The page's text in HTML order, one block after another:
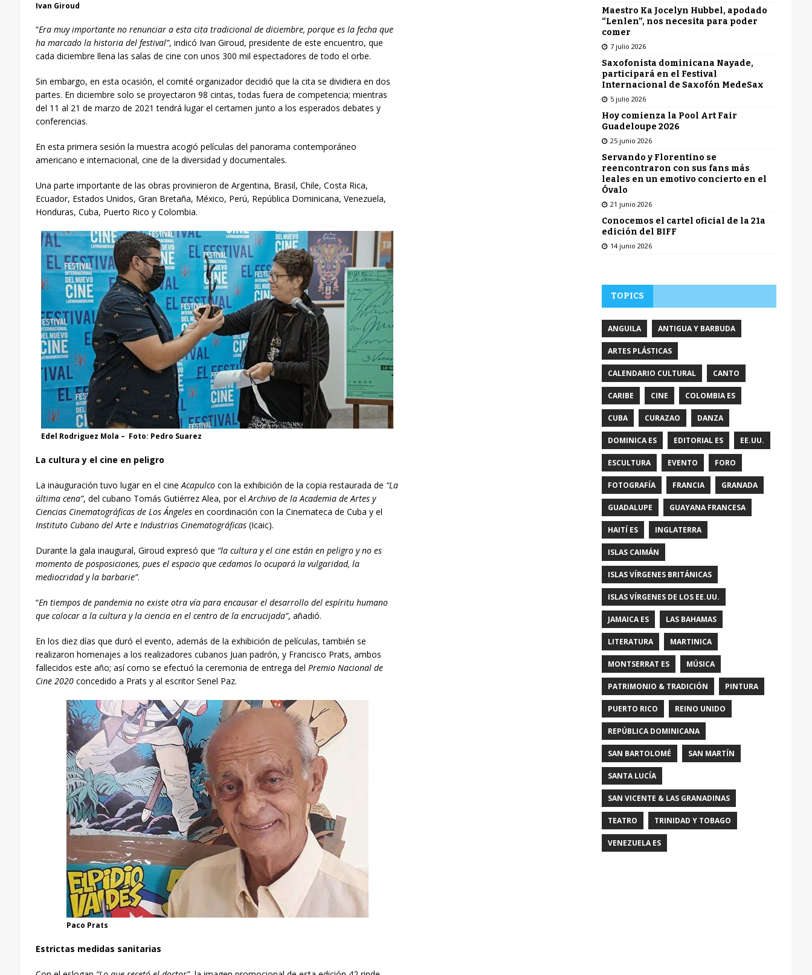
Ivan Giroud
“Era muy importante no renunciar a esta cita tradicional de diciembre, porque es la fecha que
ha marcado la historia del festival”, indicó Ivan Giroud, presidente de este encuentro, que
cada diciembre llena las salas de cine con unos 300 mil espectadores de todo el orbe.
Sin embargo, en esta ocasión, el comité organizador decidió que la cita se dividiera en dos
partes. En diciembre solo se proyectaron 98 cintas, todas fuera de competencia; mientras
del 11 al 21 de marzo de 2021 tendrá lugar el certamen junto a los esperados debates y
conferencias.
En esta primera sesión la muestra acogió películas del panorama contemporáneo
americano e internacional, cine de la diversidad y documentales.
Una parte importante de las obras provinieron de Argentina, Brasil, Chile, Costa Rica,
Ecuador, Estados Unidos, Gran Bretaña, México, Perú, República Dominicana, Venezuela,
Honduras, Cuba, Puerto Rico y Colombia.
Edel Rodriguez Mola – Foto: Pedro Suarez
La cultura y el cine en peligro
La inauguración tuvo lugar en el cineAcapulcocon la exhibición de la copia restaurada de “La
última cena”, del cubano Tomás Gutiérrez Alea, por elArchivo de la Academia de Artes y
Ciencias Cinematográficas de Los Ángelesen coordinación con la Cinemateca de Cuba y el
Instituto Cubano del Arte e Industrias Cinematográficas(Icaic).
Durante la gala inaugural, Giroud expresó que “la cultura y el cine están en peligro y no es
momento de posposiciones, pues el espacio que cedamos lo ocupará la vulgaridad, la
mediocridad y la barbarie”.
“En tiempos de pandemia no existe otra vía para encausar el desarrollo del espíritu humano
que colocar a la cultura y la ciencia en el centro de la encrucijada”, añadió.
En los diez días que duró el evento, además de la exhibición de películas, también se
realizaron homenajes a los realizadores cubanos Juan padrón, y Francisco Prats, ambos
fallecidos este año; así como se efectuó la ceremonia de entrega del Premio Nacional de
Cine 2020concedido a Prats y al escritor Senel Paz.
Paco Prats
Estrictas medidas sanitarias
Maestro Ka Jocelyn Hubbel, apodado
“Lenlen”, nos necesita para poder
comer
7 julio 2026
Saxofonista dominicana Nayade,
participará en el Festival
Internacional de Saxofón MedeSax
5 julio 2026
Hoy comienza la Pool Art Fair
Guadeloupe 2026
25 junio 2026
Servando y Florentino se
reencontraron con sus fans más
leales en un emotivo concierto en el
Óvalo
21 junio 2026
Conocemos el cartel oficial de la 21a
edición del BIFF
14 junio 2026
TOPICS
ANGUILA ANTIGUA Y BARBUDA
ARTES PLÁSTICAS
CALENDARIO CULTURAL CANTO
CARIBE CINE COLOMBIA ES
CUBA CURAZAO DANZA
DOMINICA ES EDITORIAL ES EE.UU.
ESCULTURA EVENTO FORO
FOTOGRAFÍA FRANCIA GRANADA
GUADALUPE GUAYANA FRANCESA
HAITÍ ES INGLATERRA
ISLAS CAIMÁN
ISLAS VÍRGENES BRITÁNICAS
ISLAS VÍRGENES DE LOS EE.UU.
JAMAICA ES LAS BAHAMAS
LITERATURA MARTINICA
MONTSERRAT ES MÚSICA
PATRIMONIO & TRADICIÓN PINTURA
PUERTO RICO REINO UNIDO
REPÚBLICA DOMINICANA
SAN BARTOLOMÉ SAN MARTÍN
SANTA LUCÍA
SAN VICENTE & LAS GRANADINAS
TEATRO TRINIDAD Y TOBAGO
VENEZUELA ES